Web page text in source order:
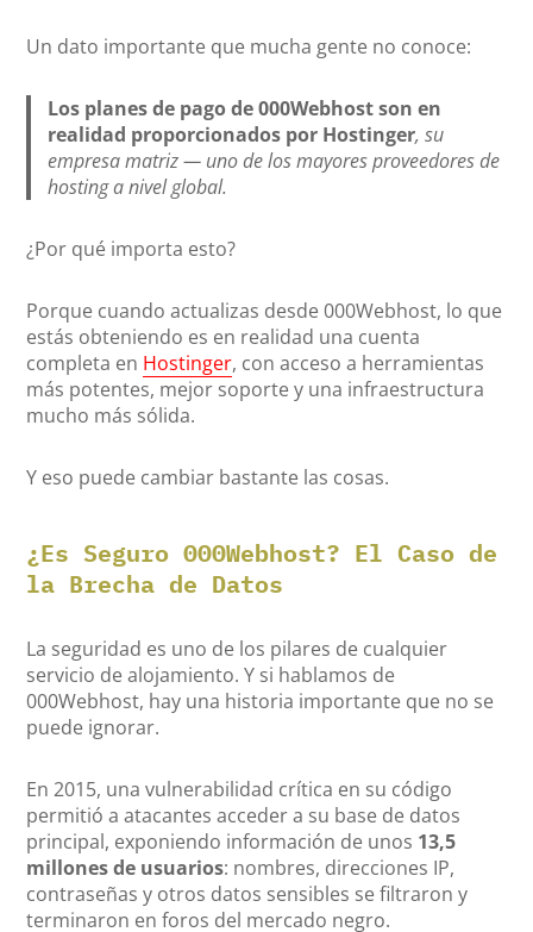
Un dato importante que mucha gente no conoce:
Los planes de pago de 000Webhost son en
realidad proporcionados por Hostinger, su
empresa matriz — uno de los mayores proveedores de
hosting a nivel global.
¿Por qué importa esto?
Porque cuando actualizas desde 000Webhost, lo que
estás obteniendo es en realidad una cuenta
completa en Hostinger, con acceso a herramientas
más potentes, mejor soporte y una infraestructura
mucho más sólida.
Y eso puede cambiar bastante las cosas.
¿Es Seguro 000Webhost? El Caso de
la Brecha de Datos
La seguridad es uno de los pilares de cualquier
servicio de alojamiento. Y si hablamos de
000Webhost, hay una historia importante que no se
puede ignorar.
En 2015, una vulnerabilidad crítica en su código
permitió a atacantes acceder a su base de datos
principal, exponiendo información de unos 13,5
millones de usuarios: nombres, direcciones IP,
contraseñas y otros datos sensibles se filtraron y
terminaron en foros del mercado negro.